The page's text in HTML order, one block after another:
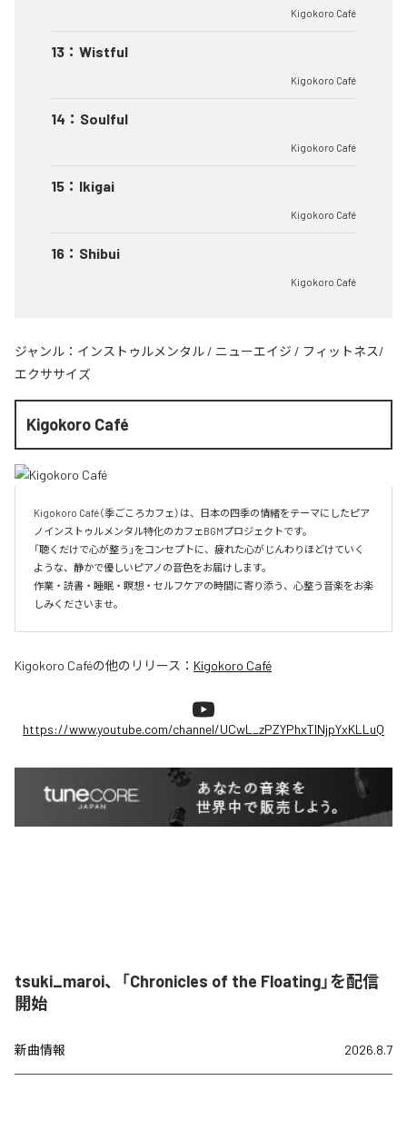
Kigokoro Café
13 ： Wistful
Kigokoro Café
14 ： Soulful
Kigokoro Café
15 ： Ikigai
Kigokoro Café
16 ： Shibui
Kigokoro Café
ジャンル： インストゥルメンタル / ニューエイジ / フィットネス/
エクササイズ
Kigokoro Café
Kigokoro Café（季ごころカフェ）は、日本の四季の情緒をテーマにしたピア
ノインストゥルメンタル特化のカフェBGMプロジェクトです。
「聴くだけで心が整う」をコンセプトに、疲れた心がじんわりほどけていく
ような、静かで優しいピアノの音色をお届けします。
作業・読書・睡眠・瞑想・セルフケアの時間に寄り添う、心整う音楽をお楽
しみくださいませ。
Kigokoro Caféの他のリリース： Kigokoro Café
https://www.youtube.com/channel/UCwL_zPZYPhxTlNjpYxKLLuQ
tsuki_maroi、「Chronicles of the Floating」を配信
開始
新曲情報 2026.8.7